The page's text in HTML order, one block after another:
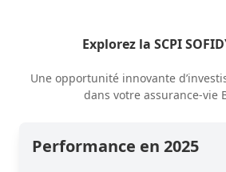
Explorez la SCPI
Une opportunité innovante
dans votre assurance-vie
Performance en 2025